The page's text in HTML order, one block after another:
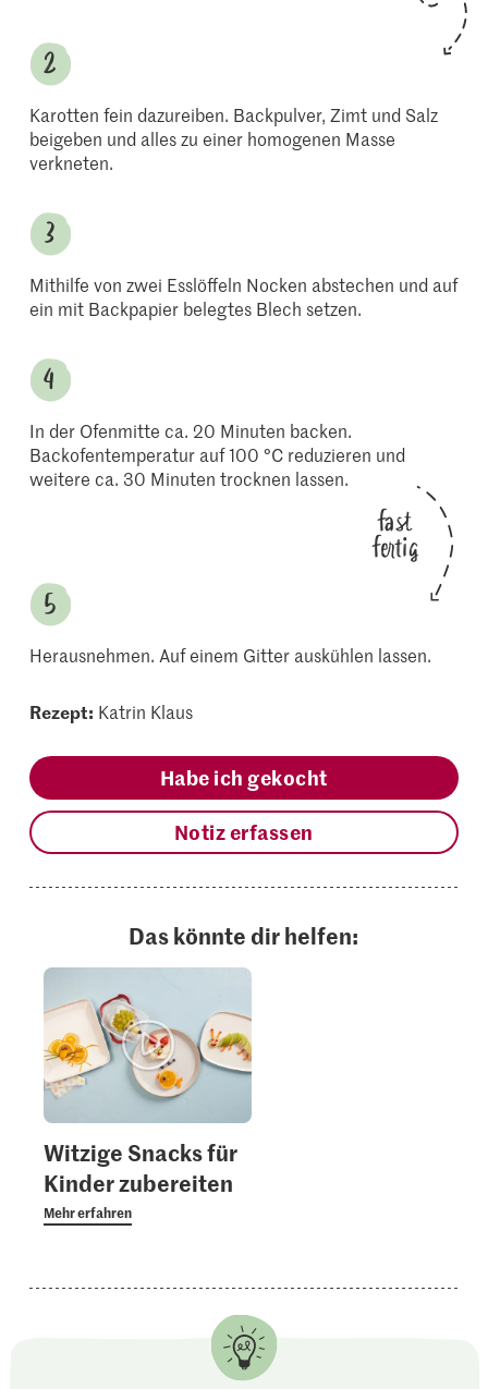
Karotten fein dazureiben. Backpulver, Zimt und Salz
beigeben und alles zu einer homogenen Masse
verkneten.
Mithilfe von zwei Esslöffeln Nocken abstechen und auf
ein mit Backpapier belegtes Blech setzen.
In der Ofenmitte ca. 20 Minuten backen.
Backofentemperatur auf 100 °C reduzieren und
weitere ca. 30 Minuten trocknen lassen.
fast
fertig
Herausnehmen. Auf einem Gitter auskühlen lassen.
Rezept: Katrin Klaus
Habe ich gekocht
Notiz erfassen
Das könnte dir helfen:
Witzige Snacks für
Kinder zubereiten
Mehr erfahren